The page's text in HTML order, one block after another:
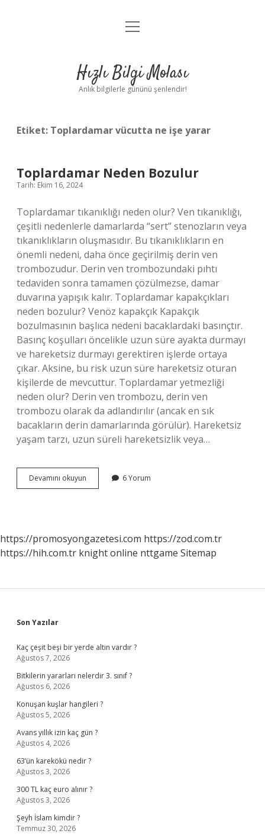
Anasayfa
Yasal Uyarı
menüyü
Hızlı Bilgi Molası
Anlık bilgilerle gününü şenlendir!
Etiket: Toplardamar vücutta ne işe yarar
Toplardamar Neden Bozulur
Tarih: Ekim 16, 2024
Toplardamar tıkanıklığı neden olur? Ven tıkanıklığı,
çeşitli nedenlerle damarlarda “sert” stenozların veya
tıkanıklıkların oluşmasıdır. Bu tıkanıklıkların en
önemli nedeni, daha önce geçirilmiş derin ven
trombozudur. Derin ven trombozundaki pıhtı
tedaviden sonra tamamen çözülmezse, damar
duvarına yapışık kalır. Toplardamar kapakçıkları
neden bozulur? Venöz kapakçık Kapakçık
bozulmasının başlıca nedeni bacaklardaki basınçtır.
Basınç koşulları öncelikle uzun süre ayakta durmayı
ve hareketsiz durmayı gerektiren işlerde ortaya
çıkar. Aksine, bu risk uzun süre hareketsiz oturan
kişilerde de mevcuttur. Toplardamar yetmezliği
neden olur? Derin ven trombozu, derin ven
trombozu olarak da adlandırılır (ancak en sık
bacakların derin damarlarında görülür). Hareketsiz
yaşam tarzı, uzun süreli hareketsizlik veya…
Devamını okuyun Toplardamar
Neden
6 Yorum
https://promosyongazetesi.com https://zod.com.tr
https://hih.com.tr knight online nttgame Sitemap
Sidebar
Son Yazılar
Kaç çeşit beşi bir yerde altın vardır ?
Ağustos 7, 2026
Bitkilerin yararları nelerdir 3. sınıf ?
Ağustos 6, 2026
Konuşan kuşlar hangileri ?
Ağustos 5, 2026
Avans yıllık izin kaç gün ?
Ağustos 4, 2026
63’ün karekökü nedir ?
Ağustos 3, 2026
300 TL kaç euro alınır ?
Ağustos 3, 2026
Şeyh İslam kimdir ?
Temmuz 30, 2026